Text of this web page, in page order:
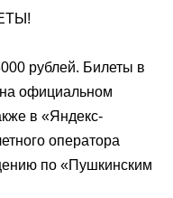
рублей. Билеты в
на официальном
в «Яндекс-
оператора
по «Пушкинским